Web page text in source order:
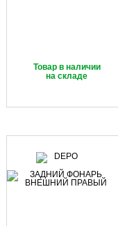
Товар в наличии
на складе